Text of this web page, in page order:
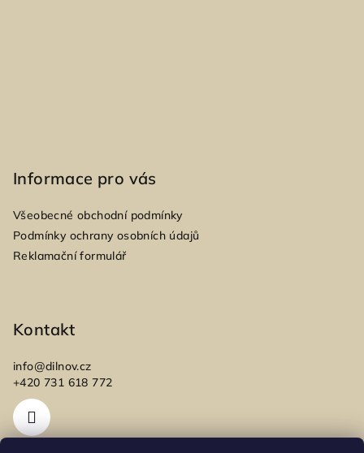
Informace pro vás
Všeobecné obchodní podmínky
Podmínky ochrany osobních údajů
Reklamační formulář
Kontakt
info@dilnov.cz
+420 731 618 772